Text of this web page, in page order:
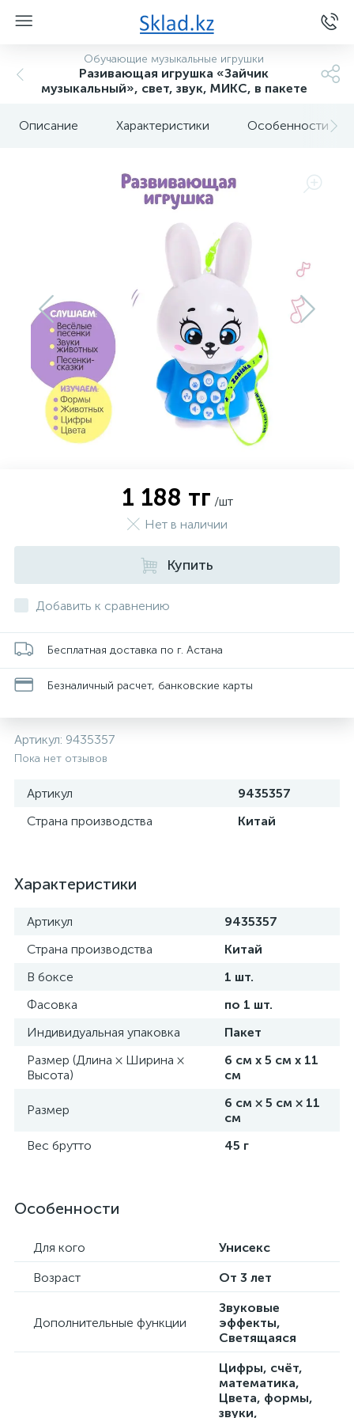
Обучающие музыкальные игрушки
Разивающая игрушка «Зайчик
музыкальный», свет, звук, МИКС, в пакете
Описание Характеристики Особенности
1 188 тг /шт
Нет в наличии
Купить
Добавить к сравнению
Бесплатная доставка по г. Астана
Безналичный расчет, банковские карты
Артикул: 9435357
Пока нет отзывов
Артикул
9435357
Страна производства
Китай
Характеристики
Артикул
9435357
Страна производства
Китай
В боксе
1 шт.
Фасовка
по 1 шт.
Индивидуальная упаковка
Пакет
Размер (Длина × Ширина ×
Высота)
6 см х 5 см х 11
см
Размер
6 см × 5 см × 11
см
Вес брутто
45 г
Особенности
Для кого
Унисекс
Возраст
От 3 лет
Дополнительные функции
Звуковые
эффекты,
Светящаяся
Цифры, счёт,
математика,
Цвета, формы,
звуки,